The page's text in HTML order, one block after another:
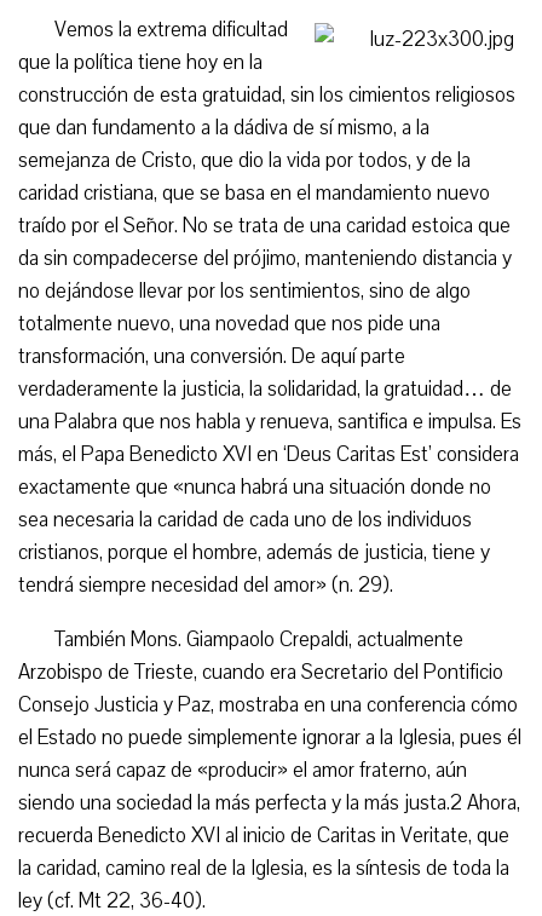
Vemos la extrema dificultad
que la política tiene hoy en la
construcción de esta gratuidad, sin los cimientos religiosos
que dan fundamento a la dádiva de sí mismo, a la
semejanza de Cristo, que dio la vida por todos, y de la
caridad cristiana, que se basa en el mandamiento nuevo
traído por el Señor. No se trata de una caridad estoica que
da sin compadecerse del prójimo, manteniendo distancia y
no dejándose llevar por los sentimientos, sino de algo
totalmente nuevo, una novedad que nos pide una
transformación, una conversión. De aquí parte
verdaderamente la justicia, la solidaridad, la gratuidad… de
una Palabra que nos habla y renueva, santifica e impulsa. Es
más, el Papa Benedicto XVI en ‘Deus Caritas Est’ considera
exactamente que «nunca habrá una situación donde no
sea necesaria la caridad de cada uno de los individuos
cristianos, porque el hombre, además de justicia, tiene y
tendrá siempre necesidad del amor» (n. 29).
También Mons. Giampaolo Crepaldi, actualmente
Arzobispo de Trieste, cuando era Secretario del Pontificio
Consejo Justicia y Paz, mostraba en una conferencia cómo
el Estado no puede simplemente ignorar a la Iglesia, pues él
nunca será capaz de «producir» el amor fraterno, aún
siendo una sociedad la más perfecta y la más justa.2 Ahora,
recuerda Benedicto XVI al inicio de Caritas in Veritate, que
la caridad, camino real de la Iglesia, es la síntesis de toda la
ley (cf. Mt 22, 36-40).